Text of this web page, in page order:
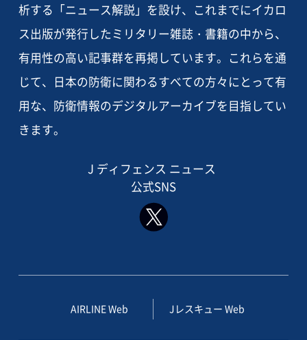
析する「ニュース解説」を設け、これまでにイカロ
ス出版が発行したミリタリー雑誌・書籍の中から、
有用性の高い記事群を再掲しています。これらを通
じて、日本の防衛に関わるすべての方々にとって有
用な、防衛情報のデジタルアーカイブを目指してい
きます。
J ディフェンス ニュース
公式SNS
AIRLINE Web Jレスキュー Web